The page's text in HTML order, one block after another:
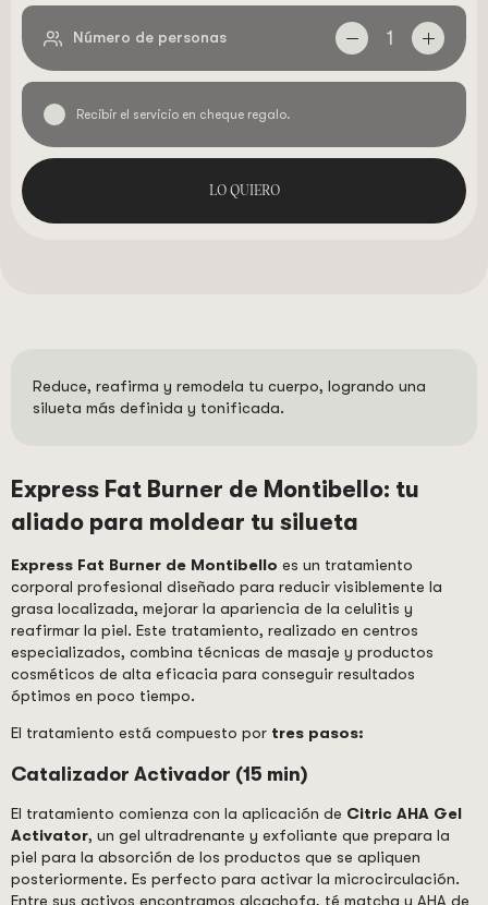
Número de personas 1
Recibir el servicio en cheque regalo.
LO QUIERO
Reduce, reafirma y remodela tu cuerpo, logrando una
silueta más definida y tonificada.
Express Fat Burner de Montibello: tu
aliado para moldear tu silueta
Express Fat Burner de Montibello es un tratamiento
corporal profesional diseñado para reducir visiblemente la
grasa localizada, mejorar la apariencia de la celulitis y
reafirmar la piel. Este tratamiento, realizado en centros
especializados, combina técnicas de masaje y productos
cosméticos de alta eficacia para conseguir resultados
óptimos en poco tiempo.
El tratamiento está compuesto por tres pasos:
Catalizador Activador (15 min)
El tratamiento comienza con la aplicación de Citric AHA Gel
Activator, un gel ultradrenante y exfoliante que prepara la
piel para la absorción de los productos que se apliquen
posteriormente. Es perfecto para activar la microcirculación.
Entre sus activos encontramos alcachofa, té matcha y AHA de